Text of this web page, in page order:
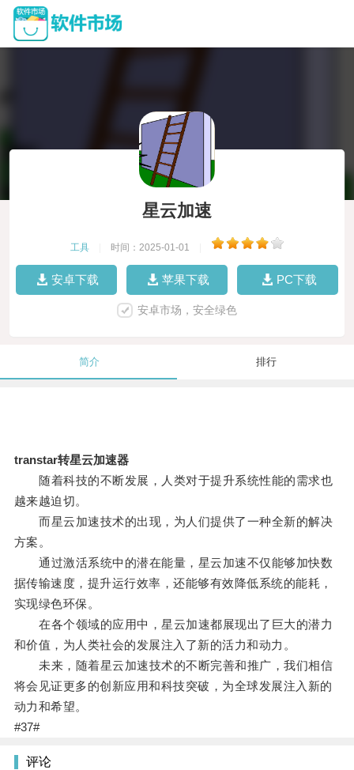
星云加速
工具 时间：2025-01-01
安卓下载 苹果下载 PC下载
安卓市场，安全绿色
简介 排行
transtar转星云加速器
随着科技的不断发展，人类对于提升系统性能的需求也
越来越迫切。
而星云加速技术的出现，为人们提供了一种全新的解决
方案。
通过激活系统中的潜在能量，星云加速不仅能够加快数
据传输速度，提升运行效率，还能够有效降低系统的能耗，
实现绿色环保。
在各个领域的应用中，星云加速都展现出了巨大的潜力
和价值，为人类社会的发展注入了新的活力和动力。
未来，随着星云加速技术的不断完善和推广，我们相信
将会见证更多的创新应用和科技突破，为全球发展注入新的
动力和希望。
#37#
评论